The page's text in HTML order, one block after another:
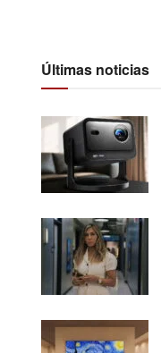
Últimas noticias